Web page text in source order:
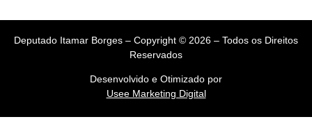
Deputado Itamar Borges – Copyright © 2026 – Todos os Direitos
Reservados
Desenvolvido e Otimizado por
Usee Marketing Digital